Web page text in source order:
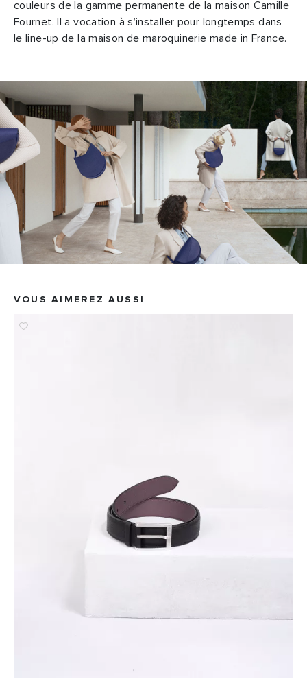
couleurs de la gamme permanente de la maison Camille
Fournet. Il a vocation à s’installer pour longtemps dans
le line-up de la maison de maroquinerie made in France.
VOUS AIMEREZ AUSSI